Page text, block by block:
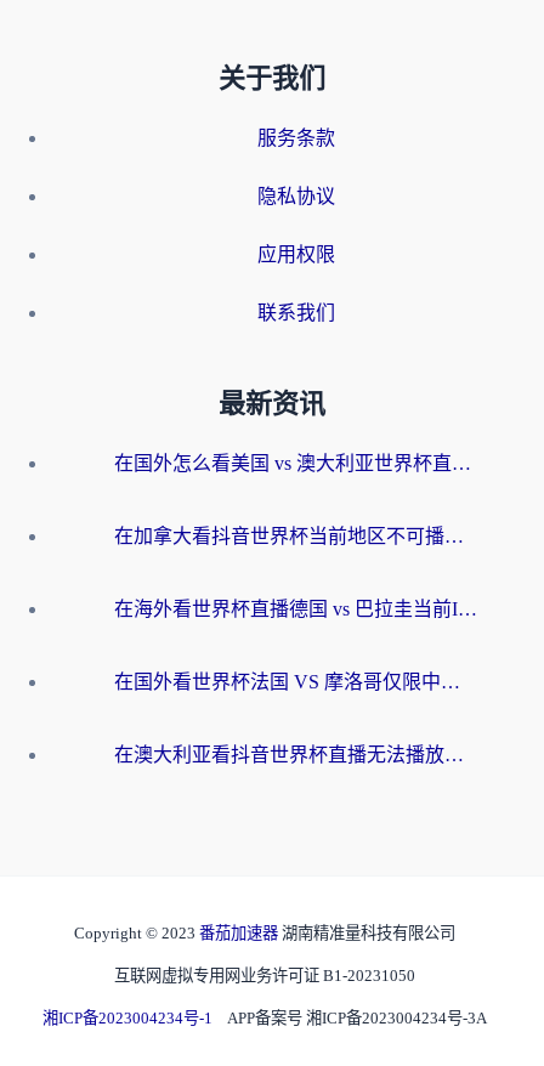
关于我们
服务条款
隐私协议
应用权限
联系我们
最新资讯
在国外怎么看美国 vs 澳大利亚世界杯直播？海外党必藏的中文解说观赛指南
在加拿大看抖音世界杯当前地区不可播放？海外党体育观赛终极指南
在海外看世界杯直播德国 vs 巴拉圭当前IP受限制？这篇指南帮你轻松解决地区限制
在国外看世界杯法国 VS 摩洛哥仅限中国大陆？别让地域限制拦下你的欢呼
在澳大利亚看抖音世界杯直播无法播放？海外党体育观赛终极指南来了！
Copyright © 2023 番茄加速器 湖南精准量科技有限公司
互联网虚拟专用网业务许可证 B1-20231050
湘ICP备2023004234号-1 APP备案号 湘ICP备2023004234号-3A